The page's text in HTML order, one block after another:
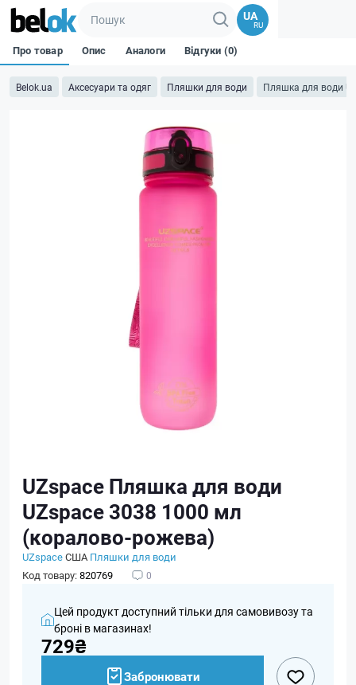
UA
RU
Belok.ua Аксесуари та одяг Пляшки для води Пляшка для води
Про товар Опис Аналоги Відгуки (0)
UZspace Пляшка для води
UZspace 3038 1000 мл
(коралово-рожева)
UZspaceСША Пляшки для води
Код товару:820769 0
Цей продукт доступний тільки для самовивозу та
броні в магазинах!
729₴
Забронювати